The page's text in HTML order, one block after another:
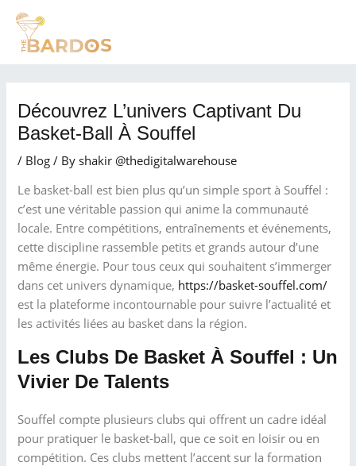
Skip
content
Découvrez L’univers Captivant Du
Basket-Ball À Souffel
/ Blog / By shakir @thedigitalwarehouse
Le basket-ball est bien plus qu’un simple sport à Souffel :
c’est une véritable passion qui anime la communauté
locale. Entre compétitions, entraînements et événements,
cette discipline rassemble petits et grands autour d’une
même énergie. Pour tous ceux qui souhaitent s’immerger
dans cet univers dynamique, https://basket-souffel.com/
est la plateforme incontournable pour suivre l’actualité et
les activités liées au basket dans la région.
Les Clubs De Basket À Souffel : Un
Vivier De Talents
Souffel compte plusieurs clubs qui offrent un cadre idéal
pour pratiquer le basket-ball, que ce soit en loisir ou en
compétition. Ces clubs mettent l’accent sur la formation
Post
navigation